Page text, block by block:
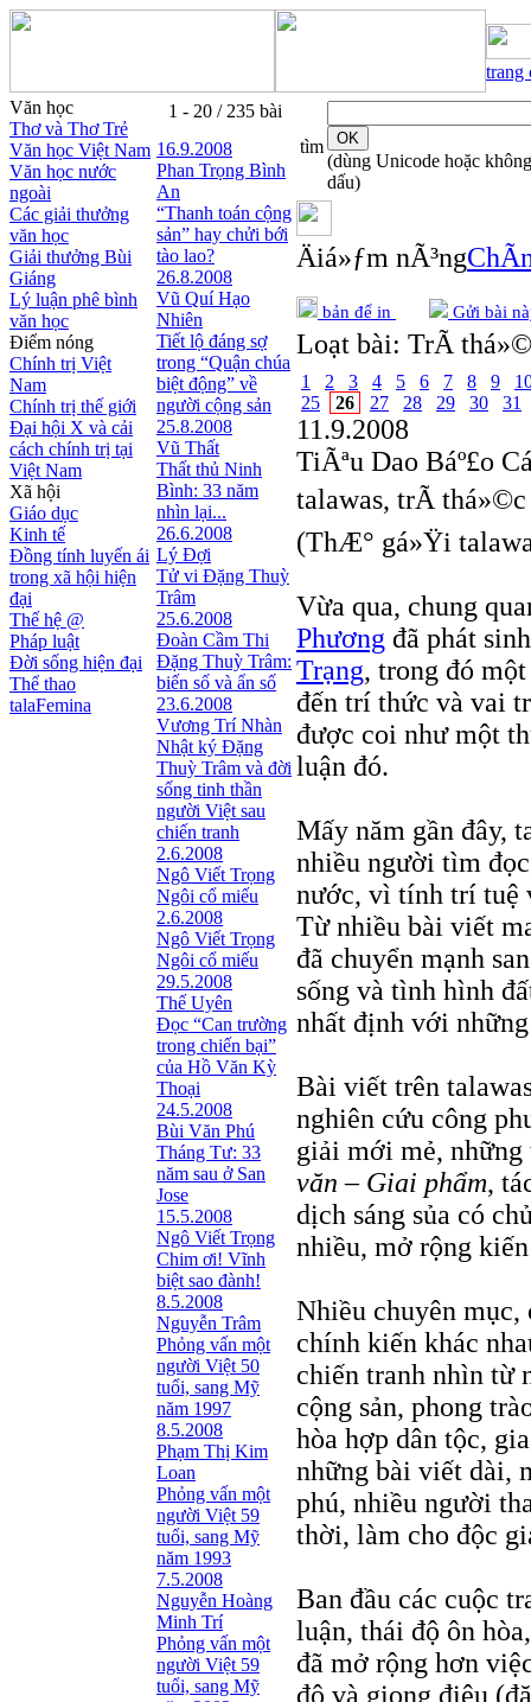
trang
Văn học
Thơ và Thơ Trẻ
Văn học Việt Nam
Văn học nước
ngoài
Các giải thưởng
văn học
Giải thưởng Bùi
Giáng
Lý luận phê bình
văn học
Điểm nóng
Chính trị Việt
Nam
Chính trị thế giới
Đại hội X và cải
cách chính trị tại
Việt Nam
Xã hội
Giáo dục
Kinh tế
Đồng tính luyến ái
trong xã hội hiện
đại
Thế hệ @
Pháp luật
Đời sống hiện đại
Thể thao
talaFemina
1 - 20 / 235 bài
16.9.2008
Phan Trọng Bình
An
“Thanh toán cộng
sản” hay chửi bới
tào lao?
26.8.2008
Vũ Quí Hạo
Nhiên
Tiết lộ đáng sợ
trong “Quận chúa
biệt động” về
người cộng sản
25.8.2008
Vũ Thất
Thất thủ Ninh
Bình: 33 năm
nhìn lại...
26.6.2008
Lý Đợi
Tử vi Đặng Thuỳ
Trâm
25.6.2008
Đoàn Cầm Thi
Đặng Thuỳ Trâm:
biến số và ẩn số
23.6.2008
Vương Trí Nhàn
Nhật ký Ðặng
Thuỳ Trâm và đời
sống tinh thần
người Việt sau
chiến tranh
2.6.2008
Ngô Viết Trọng
Ngôi cổ miếu
2.6.2008
Ngô Viết Trọng
Ngôi cổ miếu
29.5.2008
Thế Uyên
Đọc “Can trường
trong chiến bại”
của Hồ Văn Kỳ
Thoại
24.5.2008
Bùi Văn Phú
Tháng Tư: 33
năm sau ở San
Jose
15.5.2008
Ngô Viết Trọng
Chim ơi! Vĩnh
biệt sao đành!
8.5.2008
Nguyễn Trâm
Phỏng vấn một
người Việt 50
tuổi, sang Mỹ
năm 1997
8.5.2008
Phạm Thị Kim
Loan
Phỏng vấn một
người Việt 59
tuổi, sang Mỹ
năm 1993
7.5.2008
Nguyễn Hoàng
Minh Trí
Phỏng vấn một
người Việt 59
tuổi, sang Mỹ
tìm
(dùng Unicode hoặc không
dấu)
Äiá»ƒm nÃ³ng
bản để in Gửi bài
Loạt bài: TrÃ­
1 2 3 4 5 6 7 8 9
25
26 27 28 29 30 31
11.9.2008
TiÃªu Dao Báº£o
talawas, trÃ­ thá»©c
(ThÆ° gá»Ÿi
Vừa qua, chung
Phương đã phát
Trạng, trong đó
đến trí thức và vai
được coi như một
luận đó.
Mấy năm gần đây,
nhiều người tìm
nước, vì tính trí tuệ
Từ nhiều bài viết
đã chuyển mạnh
sống và tình hình
nhất định với
Bài viết trên
nghiên cứu công
giải mới mẻ,
văn – Giai phẩm,
dịch sáng sủa có
nhiều, mở rộng
Nhiều chuyên
chính kiến khác
chiến tranh nhìn từ
cộng sản, phong
hòa hợp dân tộc,
những bài viết dài,
phú, nhiều người
thời, làm cho độc
Ban đầu các cuộc
luận, thái độ ôn
đã mở rộng hơn
độ và giọng điệu